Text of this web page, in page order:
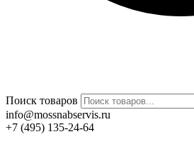
Поиск товаров
info@mossnabservis.ru
+7 (495) 135-24-64